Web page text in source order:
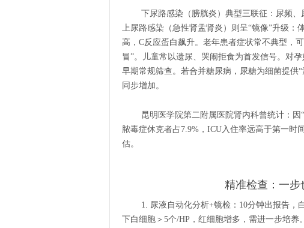
下尿路感染（膀胱炎）典型三联征：尿频、
上尿路感染（急性肾盂肾炎）则呈“镜像”升级
高，C反应蛋白飙升。老年患者症状常不典型，
冒”。儿童常以遗尿、哭闹拒食为首发信号。对
早期常规筛查。若合并糖尿病，尿糖为细菌提供
同步增加。
昆明医学院第二附属医院肾内科曾统计：
脓毒症休克者占7.9%，ICU入住率远高于第一时
估。
精准检查：一步
1. 尿液自动化分析+镜检：10分钟出报告
下白细胞＞5个/HP，红细胞增多，需进一步培养。